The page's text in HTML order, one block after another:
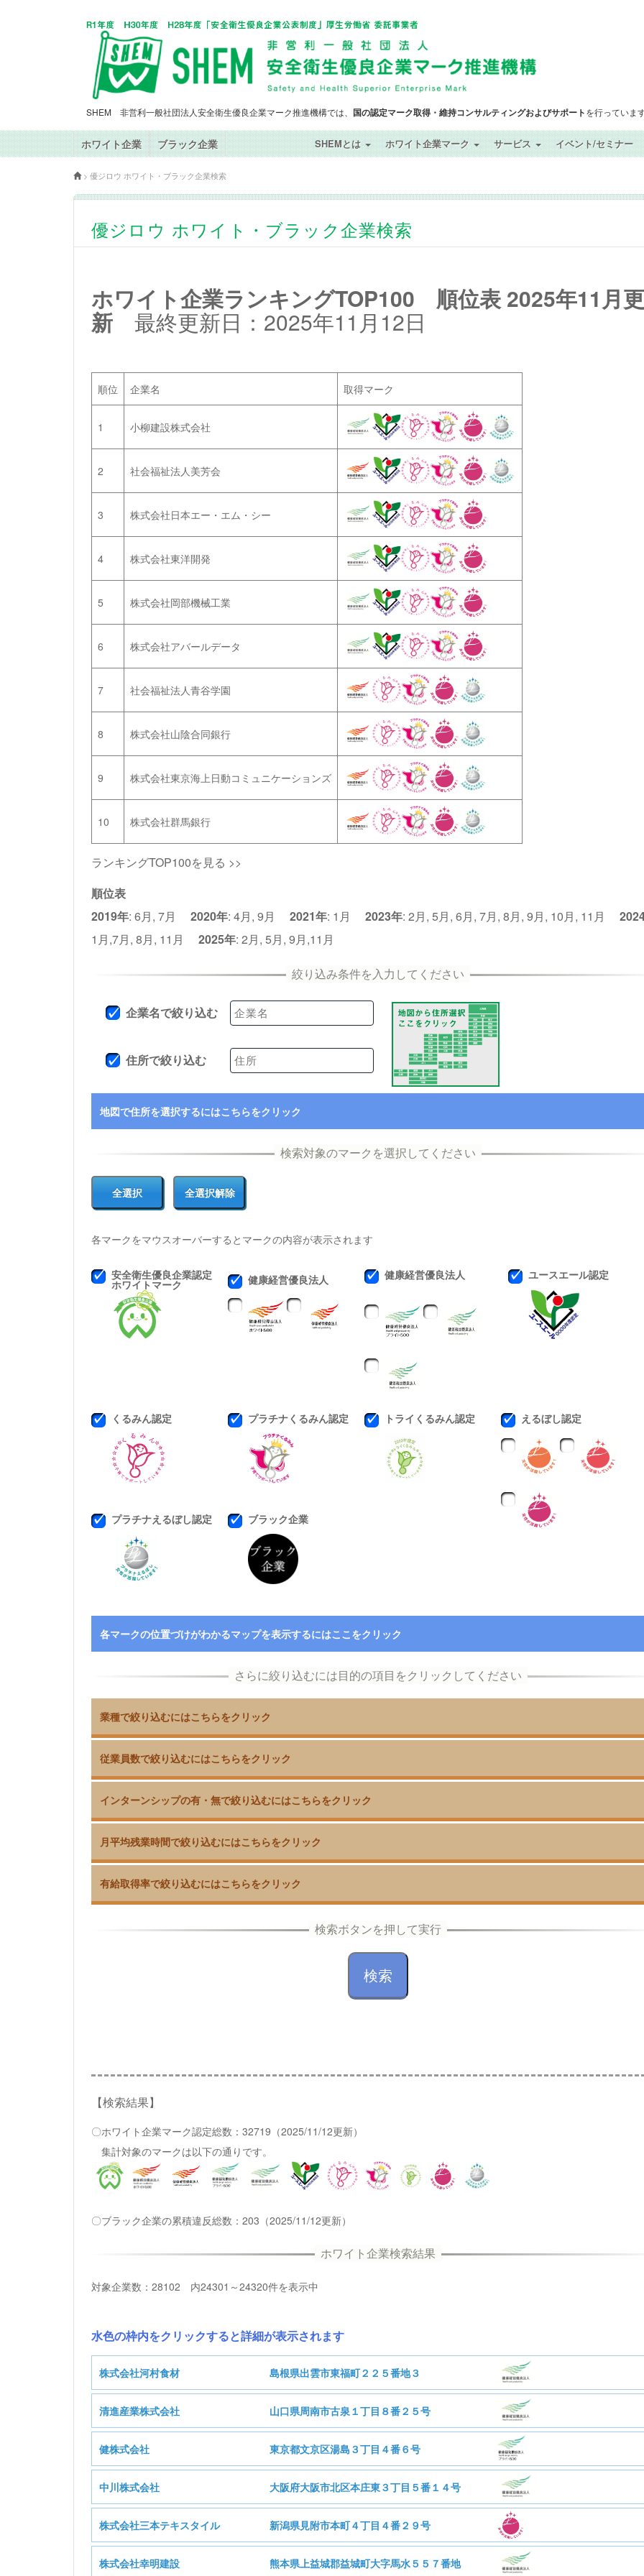
SHEM 非営利一般社団法人安全衛生優良企業マーク推進機構では、 国の認定マーク取得・維持コンサルティングおよびサポートを行っていま
ホワイト企業 ブラック企業 SHEMとは ホワイト企業マーク サービス イベント/セミナー
> 優ジロウ ホワイト・ブラック企業検索
優ジロウ ホワイト・ブラック企業検索
ホワイト企業ランキングTOP100 順位表 2025年11月更
新 最終更新日：2025年11月12日
順位 企業名 取得マーク
1 小柳建設株式会社
2 社会福祉法人美芳会
3 株式会社日本エー・エム・シー
4 株式会社東洋開発
5 株式会社岡部機械工業
6 株式会社アバールデータ
7 社会福祉法人青谷学園
8 株式会社山陰合同銀行
9 株式会社東京海上日動コミュニケーションズ
10 株式会社群馬銀行
ランキングTOP100を見る >>
順位表
2019年: 6月, 7月 2020年: 4月, 9月 2021年: 1月 2023年: 2月, 5月, 6月, 7月, 8月, 9月, 10月, 11月
1月,7月, 8月, 11月 2025年: 2月, 5月, 9月,11月
企業名で絞り込む
住所で絞り込む
地図で住所を選択するにはこちらをクリック
各マークをマウスオーバーするとマークの内容が表示されます
安全衛生優良企業認定
ホワイトマーク 健康経営優良法人 健康経営優良法人 ユースエール認定
くるみん認定 プラチナくるみん認定 トライくるみん認定 えるぼし認定
プラチナえるぼし認定 ブラック企業
各マークの位置づけがわかるマップを表示するにはここをクリック
業種で絞り込むにはこちらをクリック
従業員数で絞り込むにはこちらをクリック
インターンシップの有・無で絞り込むにはこちらをクリック
月平均残業時間で絞り込むにはこちらをクリック
有給取得率で絞り込むにはこちらをクリック
【検索結果】
〇ホワイト企業マーク認定総数：32719（2025/11/12更新）
集計対象のマークは以下の通りです。
〇ブラック企業の累積違反総数：203（2025/11/12更新）
対象企業数：28102 内24301～24320件を表示中
水色の枠内をクリックすると詳細が表示されます
株式会社河村食材 島根県出雲市東福町２２５番地３
株式会社河村食材
基本情報
業種 E:製造業 従業員数
清進産業株式会社 山口県周南市古泉１丁目８番２５号
清進産業株式会社
基本情報
業種 従業員数 68人
健株式会社 東京都文京区湯島３丁目４番６号
健株式会社
基本情報
中川株式会社 大阪府大阪市北区本庄東３丁目５番１４号
中川株式会社
株式会社三本テキスタイル 新潟県見附市本町４丁目４番２９号
株式会社幸明建設 熊本県上益城郡益城町大字馬水５５７番地